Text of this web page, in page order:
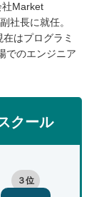
社Market
社長に就任。
はプログラミ
でのエンジニア
クール
３位